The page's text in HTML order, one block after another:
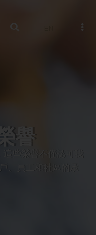
譽
些榮譽不僅認可我
、員工和社區的承